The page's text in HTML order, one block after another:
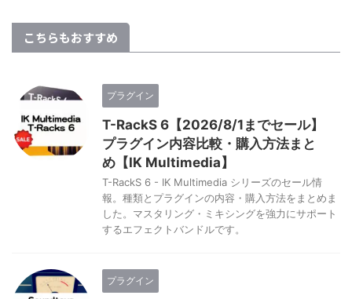
こちらもおすすめ
プラグイン
T-RackS 6【2026/8/1までセール】
プラグイン内容比較・購入方法まと
め【IK Multimedia】
T-RackS 6 - IK Multimedia シリーズのセール情
報。種類とプラグインの内容・購入方法をまとめま
した。マスタリング・ミキシングを強力にサポート
するエフェクトバンドルです。
プラグイン